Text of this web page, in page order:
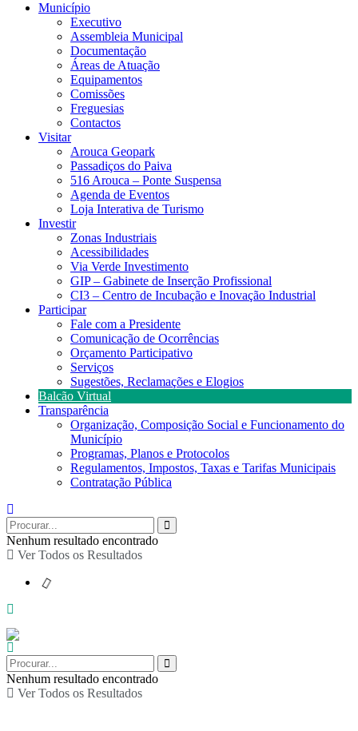
Município
Executivo
Assembleia Municipal
Documentação
Áreas de Atuação
Equipamentos
Comissões
Freguesias
Contactos
Visitar
Arouca Geopark
Passadiços do Paiva
516 Arouca – Ponte Suspensa
Agenda de Eventos
Loja Interativa de Turismo
Investir
Zonas Industriais
Acessibilidades
Via Verde Investimento
GIP – Gabinete de Inserção Profissional
CI3 – Centro de Incubação e Inovação Industrial
Participar
Fale com a Presidente
Comunicação de Ocorrências
Orçamento Participativo
Serviços
Sugestões, Reclamações e Elogios
Balcão Virtual
Transparência
Organização, Composição Social e Funcionamento do
Município
Programas, Planos e Protocolos
Regulamentos, Impostos, Taxas e Tarifas Municipais
Contratação Pública
Nenhum resultado encontrado
Ver Todos os Resultados
Nenhum resultado encontrado
Ver Todos os Resultados